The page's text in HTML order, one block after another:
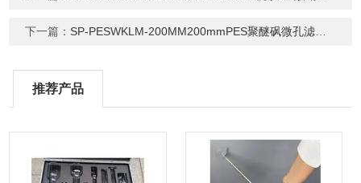
下一篇： SP-PESWKLM-200MM200mmPES聚醚砜微孔滤膜 PES水系滤膜
推荐产品